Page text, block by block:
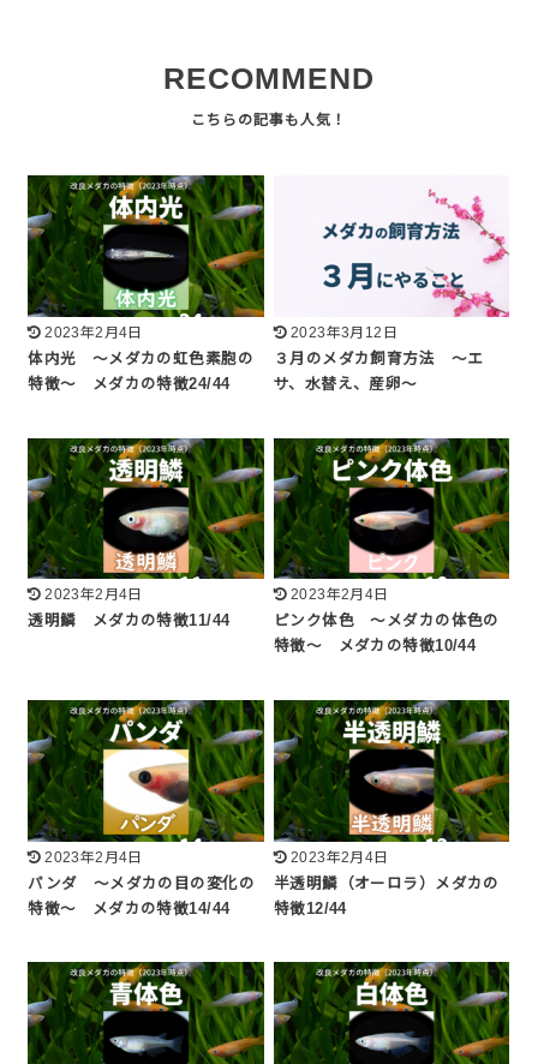
RECOMMEND
2023年2月4日
体内光 ～メダカの虹色素胞の
特徴～ メダカの特徴24/44
2023年3月12日
３月のメダカ飼育方法 ～エ
サ、水替え、産卵～
2023年2月4日
透明鱗 メダカの特徴11/44
2023年2月4日
ピンク体色 ～メダカの体色の
特徴～ メダカの特徴10/44
2023年2月4日
パンダ ～メダカの目の変化の
特徴～ メダカの特徴14/44
2023年2月4日
半透明鱗（オーロラ）メダカの
特徴12/44